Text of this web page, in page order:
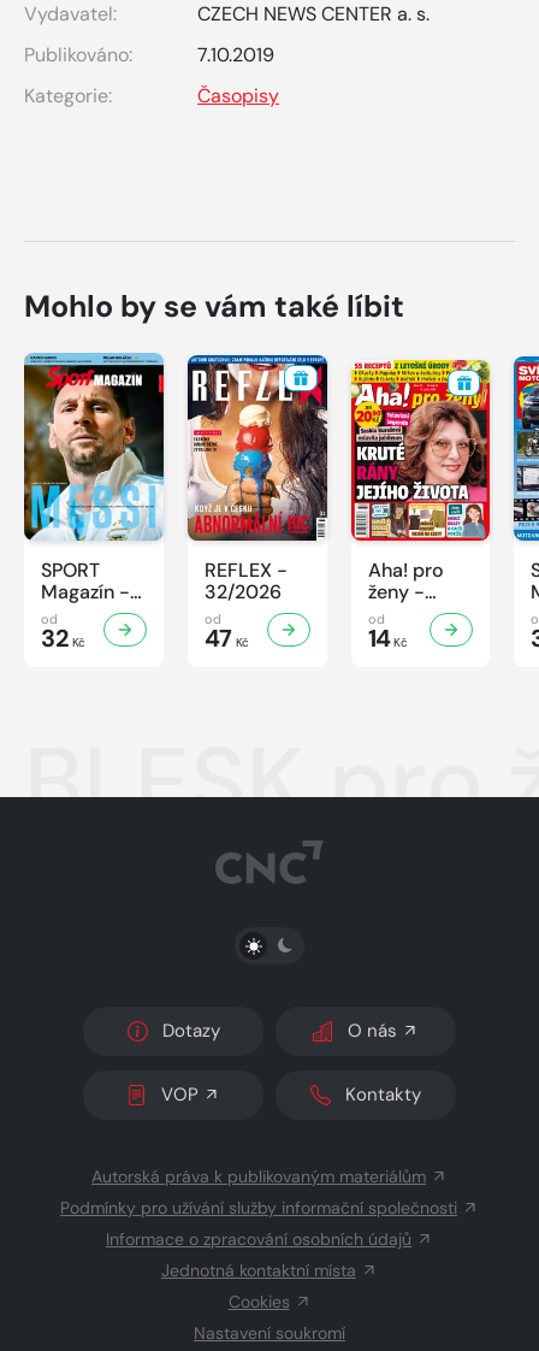
Vydavatel:
CZECH NEWS CENTER a. s.
Publikováno:
7.10.2019
Kategorie:
Časopisy
Mohlo by se vám také líbit
SPORT
Magazín -
32/2026
od
32 Kč
REFLEX -
32/2026
od
47 Kč
Aha! pro
ženy -
32/2026
od
14Kč
BLESK pro
PŘEPNOUT SVĚTLÝ/TMAVÝ REŽIM
Dotazy O nás
VOP Kontakty
Autorská práva k publikovaným materiálům
Podmínky pro užívání služby informační společnosti
Informace o zpracování osobních údajů
Jednotná kontaktní místa
Cookies
Nastavení soukromí